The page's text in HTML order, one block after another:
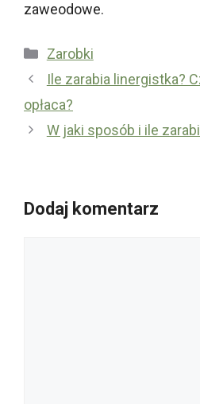
zaweodowe.
Kategorie
Zarobki
Ile zarabia linergistka?
opłaca?
W jaki sposób i ile
Dodaj komentarz